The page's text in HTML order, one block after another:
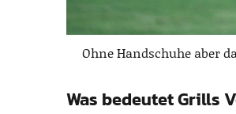
Ohne Handschuhe aber
Was bedeutet Grills